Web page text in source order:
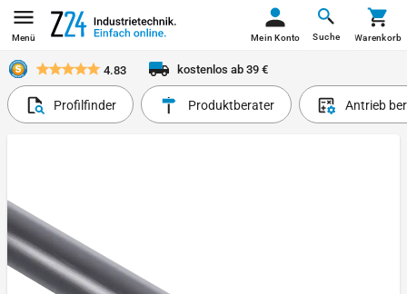
Menü Suche
Mein Konto Warenkorb
4.83 kostenlos ab 39 €
Profilfinder Produktberater Antrieb